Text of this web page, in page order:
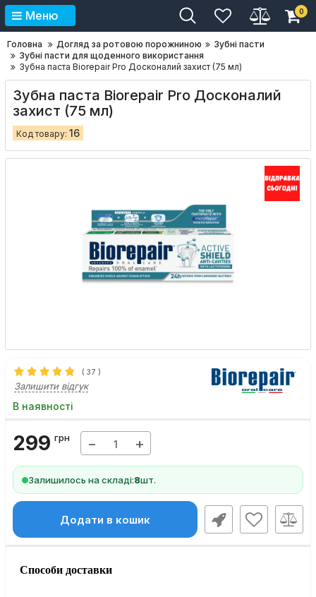
Меню 0
Головна Догляд за ротовою порожниною
Зубні пасти
Зубні пасти для щоденного використання
Зубна паста Biorepair Pro Досконалий захист (75 мл)
Зубна паста Biorepair Pro Досконалий
захист (75 мл)
Код товару: 16
( 37 )
Залишити відгук
В наявності
299 грн − +
Залишилось на складі:8шт.
Додати в кошик
Способи доставки